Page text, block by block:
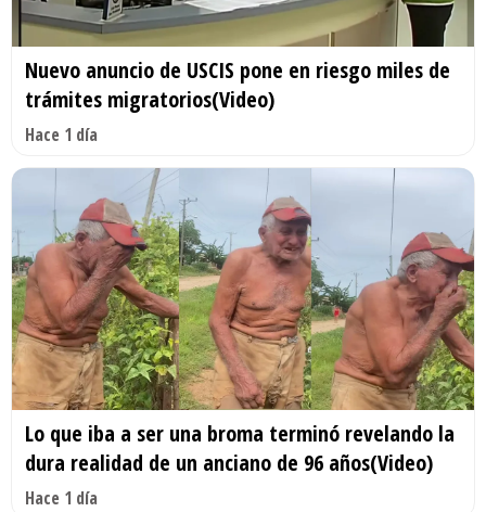
Nuevo anuncio de USCIS pone en riesgo miles de
trámites migratorios(Video)
Hace 1 día
Lo que iba a ser una broma terminó revelando la
dura realidad de un anciano de 96 años(Video)
Hace 1 día